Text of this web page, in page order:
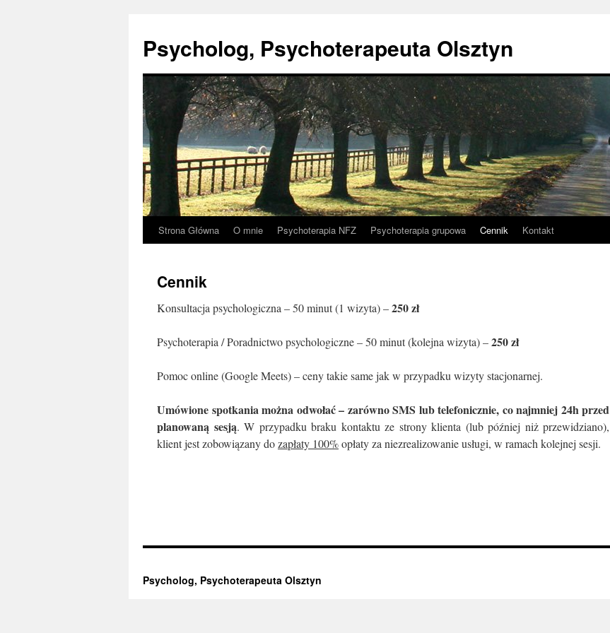
Psycholog, Psychoterapeuta Olsztyn
Przejdź
treści
Strona Główna O mnie Psychoterapia NFZ Psychoterapia grupowa Cennik Kontakt
Cennik
Konsultacja psychologiczna – 50 minut (1 wizyta) –250 zł
Psychoterapia / Poradnictwo psychologiczne – 50 minut (kolejna wizyta) –250 zł
Pomoc online (Google Meets) – ceny takie same jak w przypadku wizyty stacjonarnej.
Umówione spotkania można odwołać – zarówno SMS lub telefonicznie, co najmniej 24h przed
planowaną sesją. W przypadku braku kontaktu ze strony klienta (lub później niż przewidziano),
klient jest zobowiązany dozapłaty 100%opłaty za niezrealizowanie usługi, w ramach kolejnej sesji.
Psycholog, Psychoterapeuta Olsztyn